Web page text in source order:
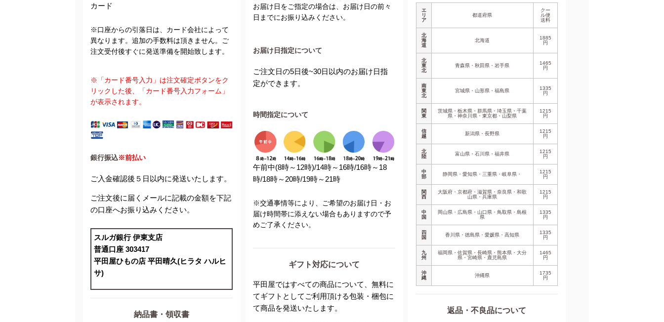
カード
※口座からの引落日は、カード会社によって
異なります。追加の手数料は頂きません。ご
注文受付後すぐに発送準備を開始致します。
※「カード番号入力」は注文確定ボタンをク
リックした後、「カード番号入力フォーム」
が表示されます。
銀行振込※前払い
ご入金確認後５日以内に発送いたします。
ご注文後に届くメールに記載の金額を下記
の口座へお振り込みください。
スルガ銀行 伊東支店
普通口座 303417
平田屋ひもの店 平田晴久(ヒラタ ハルヒ
サ)
納品書・領収書
お届け日をご指定の場合は、お届け日の前々
日までにお振り込みください。
お届け日指定について
ご注文日の5日後~30日以内のお届け日指
定ができます。
時間指定について
午前中(8時～12時)/14時～16時/16時～18
時/18時～20時/19時～21時
※交通事情等により、ご希望のお届け日・お
届け時間帯に添えない場合もありますので予
めご了承ください。
ギフト対応について
平田屋ではすべての商品について、無料に
てギフトとしてご利用頂ける包装・梱包に
て商品を発送いたします。
エ
リ
ア
都道府県
クー
ル便
送料
北
海
道
北海道
1885
円
北
東
北
青森県・秋田県・岩手県
1465
円
南
東
北
宮城県・山形県・福島県
1335
円
関
東
茨城県・栃木県・群馬県・埼玉県・千葉
県・神奈川県・東京都・山梨県
1215
円
信
越
新潟県・長野県
1215
円
北
陸
富山県・石川県・福井県
1215
円
中
部
静岡県・愛知県・三重県・岐阜県・
1215
円
関
西
大阪府・京都府・滋賀県・奈良県・和歌
山県・兵庫県
1215
円
中
国
岡山県・広島県・山口県・鳥取県・島根
県
1335
円
四
国
香川県・徳島県・愛媛県・高知県
1335
円
九
州
福岡県・佐賀県・長崎県・熊本県・大分
県・宮崎県・鹿児島県
1465
円
沖
縄
沖縄県
1735
円
返品・不良品について